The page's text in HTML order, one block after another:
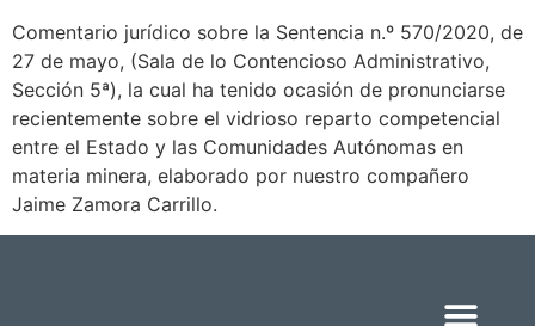
Comentario jurídico sobre la Sentencia n.º 570/2020, de
27 de mayo, (Sala de lo Contencioso Administrativo,
Sección 5ª), la cual ha tenido ocasión de pronunciarse
recientemente sobre el vidrioso reparto competencial
entre el Estado y las Comunidades Autónomas en
materia minera, elaborado por nuestro compañero
Jaime Zamora Carrillo.